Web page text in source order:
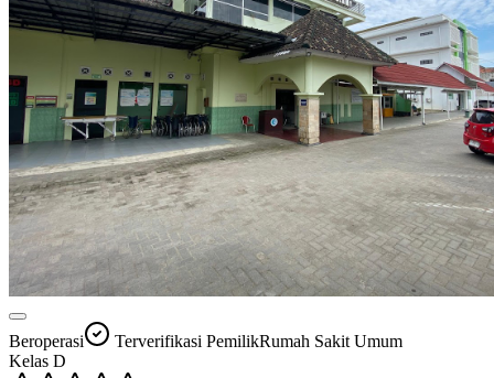
Beroperasi Terverifikasi PemilikRumah Sakit Umum
Kelas D